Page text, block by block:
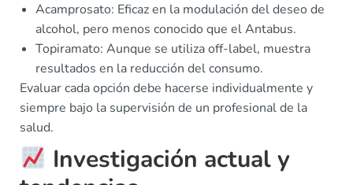
Acamprosato: Eficaz en la modulación del deseo de
alcohol, pero menos conocido que el Antabus.
Topiramato: Aunque se utiliza off-label, muestra
resultados en la reducción del consumo.
Evaluar cada opción debe hacerse individualmente y
siempre bajo la supervisión de un profesional de la
salud.
Investigación actual y